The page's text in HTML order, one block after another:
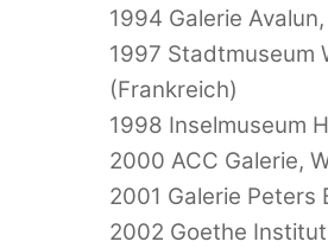
1994 Galerie
1997 Stadtmuseum
(Frankreich)
1998 Inselmuseum
2000 ACC Galerie,
2001 Galerie Peters
2002 Goethe